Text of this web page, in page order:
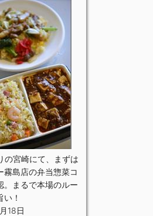
の宮崎にて、まずは
霧島店の弁当惣菜コ
。まるで本場のルー
い！
18日